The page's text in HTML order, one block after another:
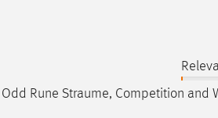
Rune Straume, Competition and